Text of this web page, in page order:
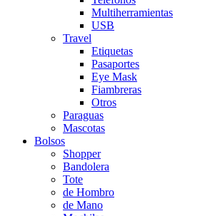
Multiherramientas
USB
Travel
Etiquetas
Pasaportes
Eye Mask
Fiambreras
Otros
Paraguas
Mascotas
Bolsos
Shopper
Bandolera
Tote
de Hombro
de Mano